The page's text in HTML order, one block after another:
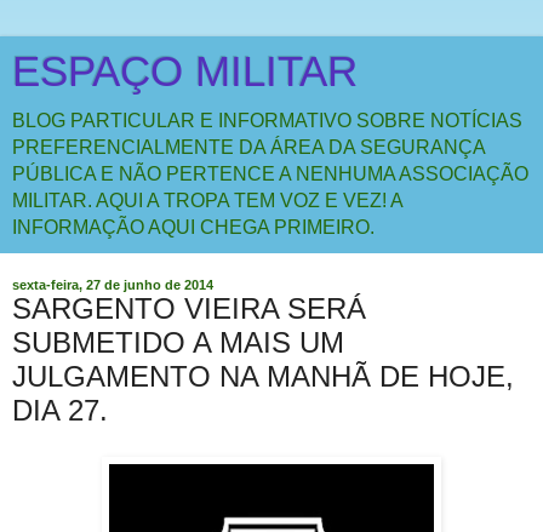
ESPAÇO MILITAR
BLOG PARTICULAR E INFORMATIVO SOBRE NOTÍCIAS
PREFERENCIALMENTE DA ÁREA DA SEGURANÇA
PÚBLICA E NÃO PERTENCE A NENHUMA ASSOCIAÇÃO
MILITAR. AQUI A TROPA TEM VOZ E VEZ! A
INFORMAÇÃO AQUI CHEGA PRIMEIRO.
sexta-feira, 27 de junho de 2014
SARGENTO VIEIRA SERÁ
SUBMETIDO A MAIS UM
JULGAMENTO NA MANHÃ DE HOJE,
DIA 27.